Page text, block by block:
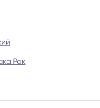
Козерог
Рак